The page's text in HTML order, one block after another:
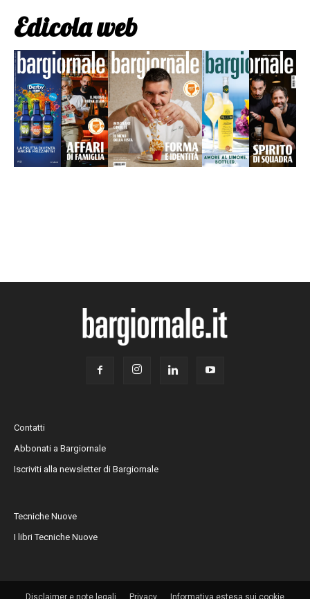
Edicola web
Contatti
Abbonati a Bargiornale
Iscriviti alla newsletter di Bargiornale
Tecniche Nuove
I libri Tecniche Nuove
Disclaimer e note legali Privacy Informativa estesa sui cookie